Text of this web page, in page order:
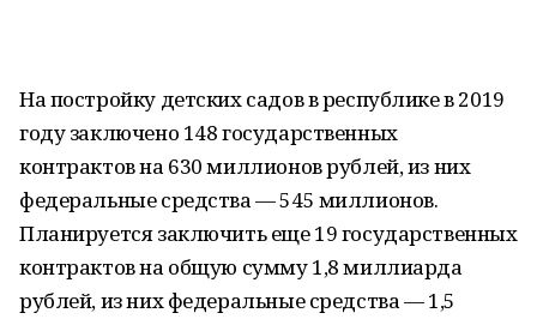
На постройку детских садов в республике в 2019
году заключено 148 государственных
контрактов на 630 миллионов рублей, из них
федеральные средства — 545 миллионов.
Планируется заключить еще 19 государственных
контрактов на общую сумму 1,8 миллиарда
рублей, из них федеральные средства — 1,5